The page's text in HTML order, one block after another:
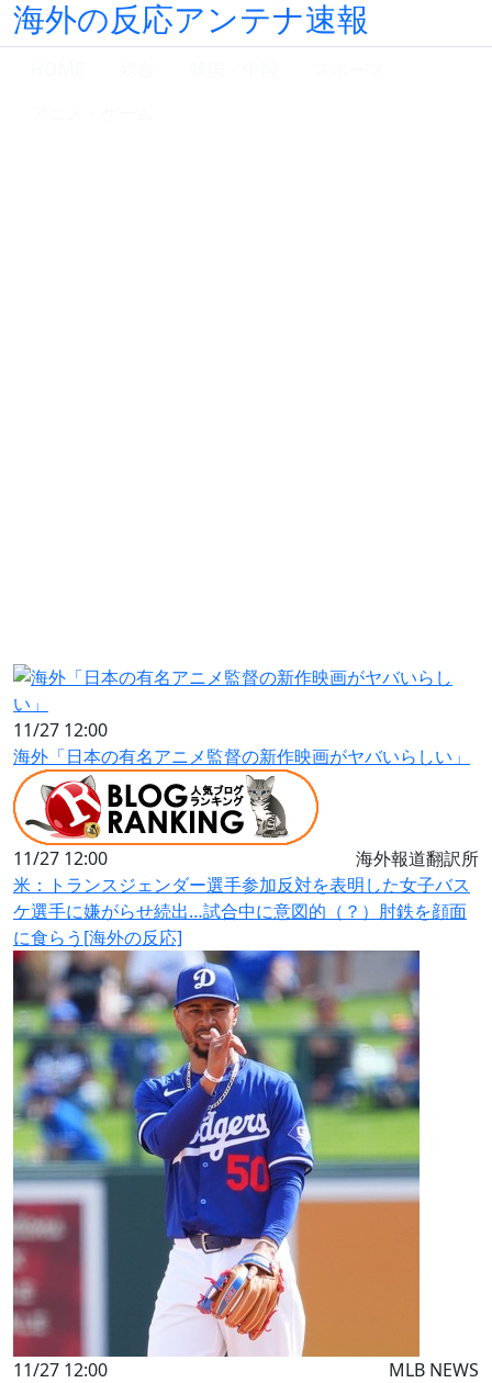
海外の反応アンテナ速報
11/27 12:00
海外「日本の有名アニメ監督の新作映画がヤバいらしい」
11/27 12:00
海外報道翻訳所
米：トランスジェンダー選手参加反対を表明した女子バス
ケ選手に嫌がらせ続出…試合中に意図的（？）肘鉄を顔面
に食らう[海外の反応]
11/27 12:00
MLB NEWS